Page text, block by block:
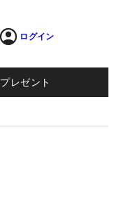
ログイン
プレゼント